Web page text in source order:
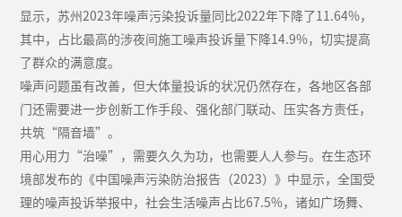
显示，苏州2023年噪声污染投诉量同比2022年下降了11.64%，
其中，占比最高的涉夜间施工噪声投诉量下降14.9%，切实提高
了群众的满意度。
噪声问题虽有改善，但大体量投诉的状况仍然存在，各地区各部
门还需要进一步创新工作手段、强化部门联动、压实各方责任，
共筑“隔音墙”。
用心用力“治噪”，需要久久为功，也需要人人参与。在生态环
境部发布的《中国噪声污染防治报告（2023）》中显示，全国受
理的噪声投诉举报中，社会生活噪声占比67.5%，诸如广场舞、